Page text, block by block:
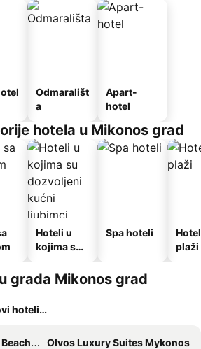
Odmarališt
a
Apart-
hotel
hotela u Mikonos grad
Hoteli u
kojima su
kućni
ljubimci
Spa hoteli
plaži
grada Mikonos grad
hoteli…
Hotel
Olvos Luxury Suites Mykonos